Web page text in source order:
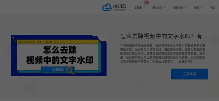
工具集 图片水印 视频水印 教程 下载
怎么去除视频中的文字水印？有这5款视频去水印工具就够了!
​在视频编辑的浩瀚天地里，去除视频中的文字是一项普遍且至关重
要的任务，无论是为了清除水印、消除原有字幕，还是为视频内容
的再创作腾出空间，选择恰当的视频去文字软件都至关重要。接下
来，我们将为您分享五款功能强大的视频去水印软件，它们能助您
轻松移除视频中的文字、字幕及其他水印，一起探索吧！
立即体验